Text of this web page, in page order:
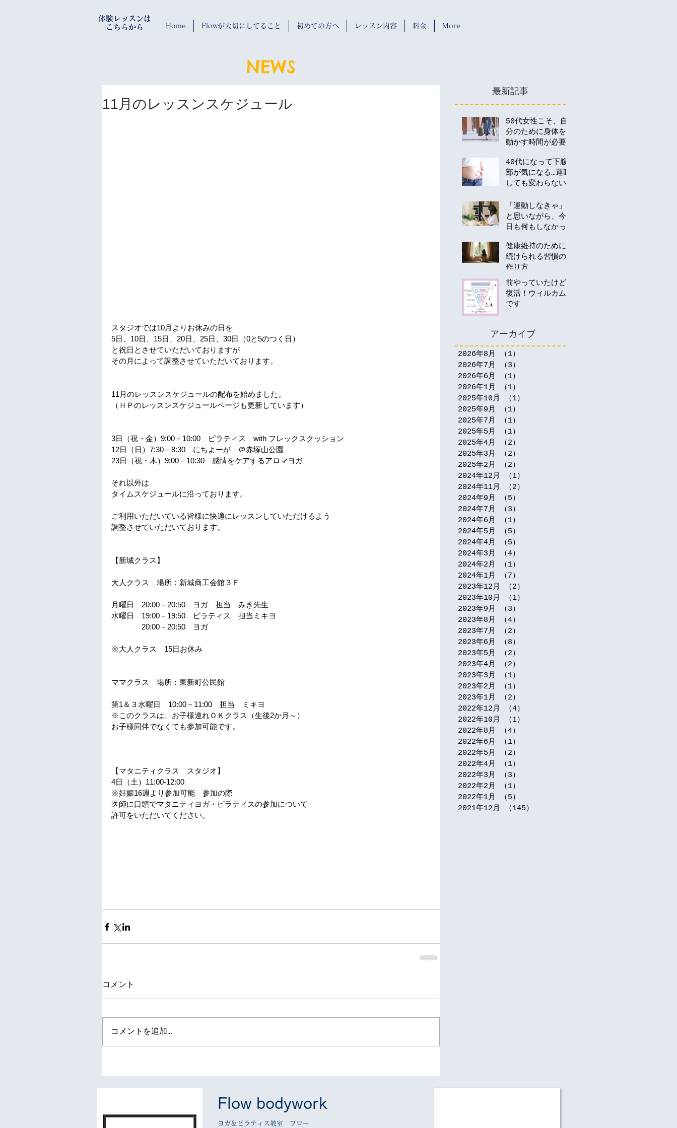
Home Flowが大切にしてること 初めての方へ レッスン内容 料金 More
​体験レッスンは
​ こちらから
NEWS
11月のレッスンスケジュール
スタジオでは10月よりお休みの日を
5日、10日、15日、20日、25日、30日（0と5のつく日）
と祝日とさせていただいておりますが
その月によって調整させていただいております。
11月のレッスンスケジュールの配布を始めました。
（ＨＰのレッスンスケジュールページも更新しています）
3日（祝・金）9:00－10:00　ピラティス　with フレックスクッション
12日（日）7:30－8:30　にちよーが　＠赤塚山公園
23日（祝・木）9:00－10:30　感情をケアするアロマヨガ
それ以外は
タイムスケジュールに沿っております。
ご利用いただいている皆様に快適にレッスンしていただけるよう
調整させていただいております。
【新城クラス】
大人クラス　場所：新城商工会館３Ｆ
月曜日　20:00－20:50　ヨガ　担当　みき先生
水曜日　19:00－19:50　ピラティス　担当ミキヨ
20:00－20:50　ヨガ
※大人クラス　15日お休み
ママクラス　場所：東新町公民館
第1＆３水曜日　10:00－11:00　担当　ミキヨ
※このクラスは、お子様連れＯＫクラス（生後2か月～）
お子様同伴でなくても参加可能です。
【マタニティクラス　スタジオ】
4日（土）11:00‐12:00
※妊娠16週より参加可能　参加の際
医師に口頭でマタニティヨガ・ピラティスの参加について
許可をいただいてください。
コメント
コメントを追加…
最新記事
50代女性こそ、自
分のために身体を
動かす時間が必要
40代になって下腹
部が気になる…運動
しても変わらない
「運動しなきゃ」
と思いながら、今
日も何もしなかっ
代・50代の運動は
何から始める？
健康維持のために
続けられる習慣の
作り方
前やっていたけど
復活！ウィルカム
です
アーカイブ
2026年8月 （1）
2026年7月
（3）
2026年6月
（1）
2026年1月
（1）
2025年10月
（1）
2025年9月
（1）
2025年7月
（1）
2025年5月
（1）
2025年4月
（2）
2025年3月
（2）
2025年2月
（2）
2024年12月
（1）
2024年11月
（2）
2024年9月
（5）
2024年7月
（3）
2024年6月
（1）
2024年5月
（5）
2024年4月
（5）
2024年3月
（4）
2024年2月
（1）
2024年1月
（7）
2023年12月
（2）
2023年10月
（1）
2023年9月
（3）
2023年8月
（4）
2023年7月
（2）
2023年6月
（8）
2023年5月
（2）
2023年4月
（2）
2023年3月
（1）
2023年2月
（1）
2023年1月
（2）
2022年12月
（4）
2022年10月
（1）
2022年8月
（4）
2022年6月
（1）
2022年5月
（2）
2022年4月
（1）
2022年3月
（3）
2022年2月
（1）
2022年1月
（5）
2021年12月
（145）
Flow bodywork
ヨガ＆ピラティス教室 フロー